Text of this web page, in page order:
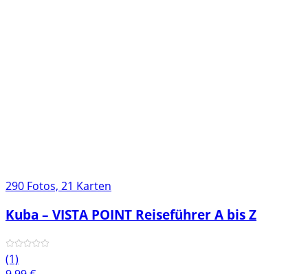
290 Fotos, 21 Karten
Kuba – VISTA POINT Reiseführer A bis Z
(1)